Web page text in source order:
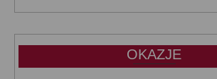
wynosiła:wynosi:
OKAZJE